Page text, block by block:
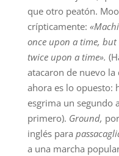
que otro peatón.
crípticamente:
once upon a time, but
twice upon a time».
atacaron de nuevo
ahora es lo opuesto:
esgrima un segundo
primero). Ground,
inglés para
a una marcha